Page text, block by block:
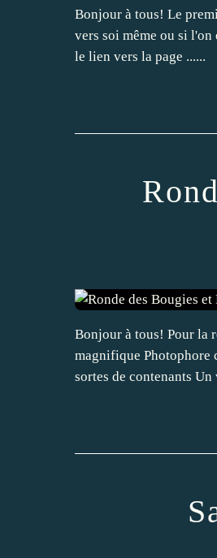
Bonjour à tous! Le
vers soi même ou si
le lien vers la page ......
Bonjour à tous! Pour la
magnifique Photophore
sortes de contenants